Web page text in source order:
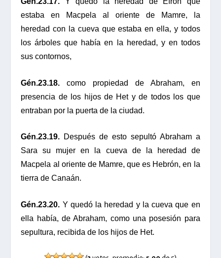
estaba en Macpela al oriente de Mamre, la
heredad con la cueva que estaba en ella, y todos
los árboles que había en la heredad, y en todos
sus contornos,
Gén.23.18. como propiedad de Abraham, en
presencia de los hijos de Het y de todos los que
entraban por la puerta de la ciudad.
Gén.23.19. Después de esto sepultó Abraham a
Sara su mujer en la cueva de la heredad de
Macpela al oriente de Mamre, que es Hebrón, en la
tierra de Canaán.
Gén.23.20. Y quedó la heredad y la cueva que en
ella había, de Abraham, como una posesión para
sepultura, recibida de los hijos de Het.